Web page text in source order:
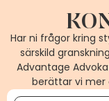
Har ni frågor kring
särskild
Advantage
berättar vi mer